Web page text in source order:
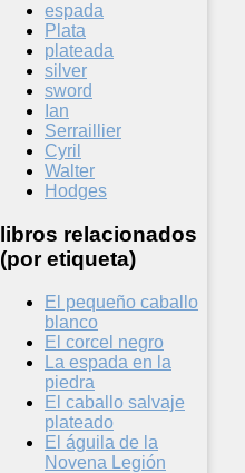
espada
Plata
plateada
silver
sword
Ian
Serraillier
Cyril
Walter
Hodges
libros relacionados
(por etiqueta)
El pequeño caballo
blanco
El corcel negro
La espada en la
piedra
El caballo salvaje
plateado
El águila de la
Novena Legión